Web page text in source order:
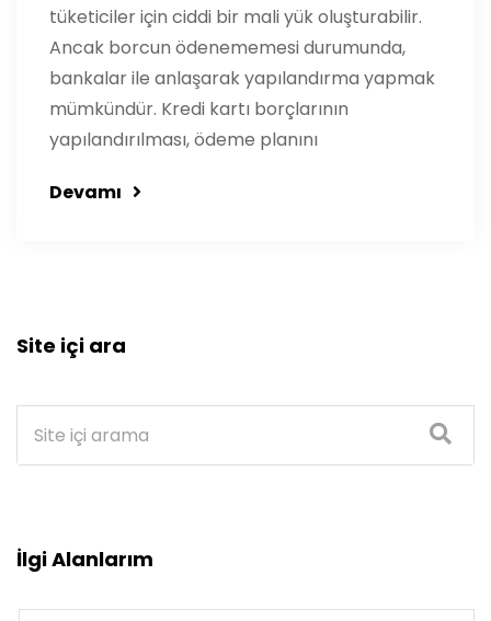
tüketiciler için ciddi bir mali yük oluşturabilir.
Ancak borcun ödenememesi durumunda,
bankalar ile anlaşarak yapılandırma yapmak
mümkündür. Kredi kartı borçlarının
yapılandırılması, ödeme planını
Devamı
Site içi ara
İlgi Alanlarım